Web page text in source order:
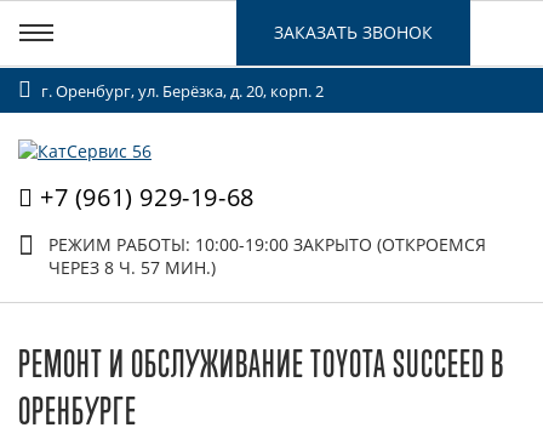
г. Оренбург, ул. Берёзка, д. 20, корп. 2
+7 (961) 929-19-68
РЕЖИМ РАБОТЫ: 10:00-19:00 ЗАКРЫТО (ОТКРОЕМСЯ
ЧЕРЕЗ 8 Ч. 57 МИН.)
ЗАКАЗАТЬ ЗВОНОК
РЕМОНТ И ОБСЛУЖИВАНИЕ TOYOTA SUCCEED В
ОРЕНБУРГЕ